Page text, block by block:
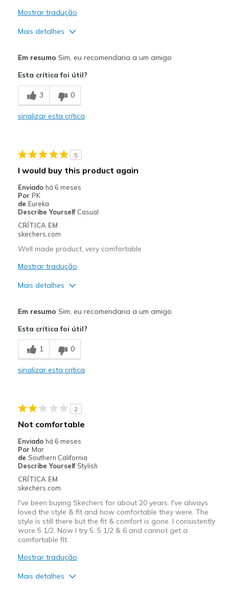
Mostrar tradução
Mais detalhes
Comfortable
Stylish
Going Out
Sizing
Feels true to size
View On Shoes
Em resumo Sim, eu recomendaria a um amigo
Esta crítica foi útil?
3 0
sinalizar esta crítica
5
I would buy this product again
Enviado há 6 meses
Por PK
de Eureka
Describe Yourself Casual
CRÍTICA EM
skechers.com
Well made product, very comfortable
Mostrar tradução
Mais detalhes
Comfortable
Durable
Travel
Width
Sizing
View On Shoes
I'm Into Shoes
Em resumo Sim, eu recomendaria a um amigo
Esta crítica foi útil?
1 0
sinalizar esta crítica
2
Not comfortable
Enviado há 6 meses
Por Mar
de Southern California
Describe Yourself Stylish
CRÍTICA EM
skechers.com
I've been buying Skechers for about 20 years. I've always
loved the style & fit and how comfortable they were. The
style is still there but the fit & comfort is gone. I consistently
wore 5 1/2. Now I try 5, 5 1/2 & 6 and cannot get a
comfortable fit.
Mostrar tradução
Mais detalhes